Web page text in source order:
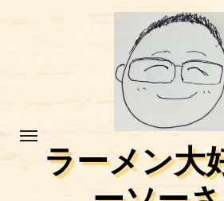
ラーメン大